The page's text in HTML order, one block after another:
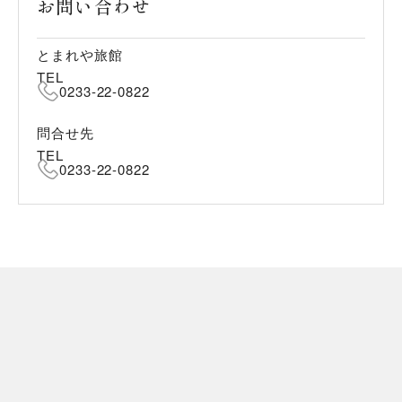
お問い合わせ
とまれや旅館
TEL
0233-22-0822
問合せ先
TEL
0233-22-0822